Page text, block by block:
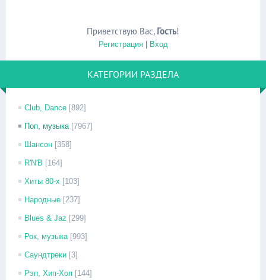
Приветствую Вас, Гость!
Регистрация| Вход
КАТЕГОРИИ РАЗДЕЛА
Club, Dance [892]
Поп, музыка [7967]
Шансон [358]
R'N'B [164]
Хиты 80-х [103]
Народные [237]
Blues & Jaz [299]
Рок, музыка [993]
Саундтреки [3]
Рэп, Хип-Хоп [144]